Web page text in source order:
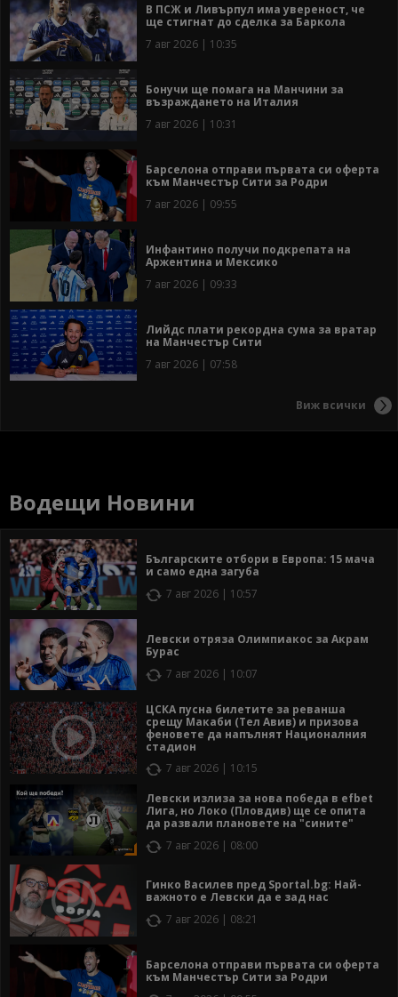
В ПСЖ и Ливърпул има увереност, че
ще стигнат до сделка за Баркола
7 авг 2026 | 10:35
Бонучи ще помага на Манчини за
възраждането на Италия
7 авг 2026 | 10:31
Барселона отправи първата си оферта
към Манчестър Сити за Родри
7 авг 2026 | 09:55
Инфантино получи подкрепата на
Аржентина и Мексико
7 авг 2026 | 09:33
Лийдс плати рекордна сума за вратар
на Манчестър Сити
7 авг 2026 | 07:58
Виж всички
Водещи Новини
Българските отбори в Европа: 15 мача
и само една загуба
7 авг 2026 | 10:57
Левски отряза Олимпиакос за Акрам
Бурас
7 авг 2026 | 10:07
ЦСКА пусна билетите за реванша
срещу Макаби (Тел Авив) и призова
феновете да напълнят Националния
стадион
7 авг 2026 | 10:15
Левски излиза за нова победа в efbet
Лига, но Локо (Пловдив) ще се опита
да развали плановете на "сините"
7 авг 2026 | 08:00
Гинко Василев пред Sportal.bg: Най-
важното е Левски да е зад нас
7 авг 2026 | 08:21
Барселона отправи първата си оферта
към Манчестър Сити за Родри